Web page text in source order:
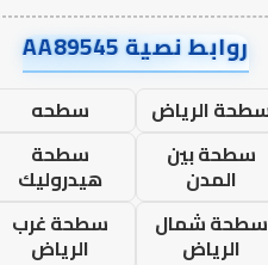
روابط نصية AA89545
الرياض
سطحه
سطحة بين
المدن
سطحة
هيدروليك
سطحة شمال
الرياض
سطحة غرب
الرياض